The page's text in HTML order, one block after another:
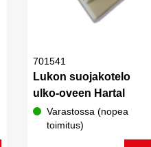
701541
Lukon suojakotelo
ulko-oveen Hartal
Varastossa (nopea
toimitus)